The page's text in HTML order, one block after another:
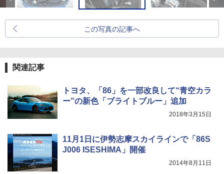
この写真の記事へ
関連記事
トヨタ、「86」を一部改良して“青空カラ
ー”の新色「ブライトブルー」追加
2018年3月15日
11月1日に伊勢志摩スカイラインで「86S
J006 ISESHIMA」開催
2014年8月11日